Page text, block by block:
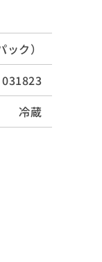
ク）
031823
冷蔵